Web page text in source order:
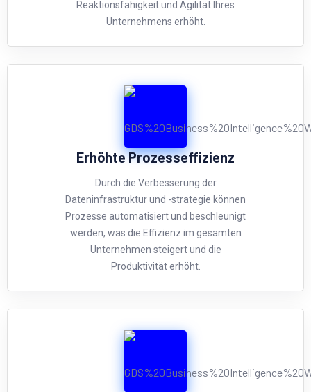
Reaktionsfähigkeit und Agilität Ihres
Unternehmens erhöht.
Erhöhte Prozesseffizienz
Durch die Verbesserung der
Dateninfrastruktur und -strategie können
Prozesse automatisiert und beschleunigt
werden, was die Effizienz im gesamten
Unternehmen steigert und die
Produktivität erhöht.